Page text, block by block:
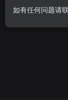
付费资源 ￥5 网
如有任何问题请